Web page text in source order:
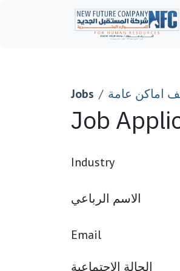
Skip to Content
Jobs اماكن عامة
Job
Industry
الاسم الرباعي
Email
الحالة الاجتماعية